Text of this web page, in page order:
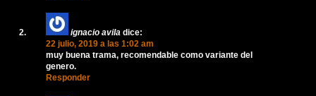
ignacio avila dice:
22 julio, 2019 a las 1:02 am
muy buena trama, recomendable como variante del
genero.
Responder